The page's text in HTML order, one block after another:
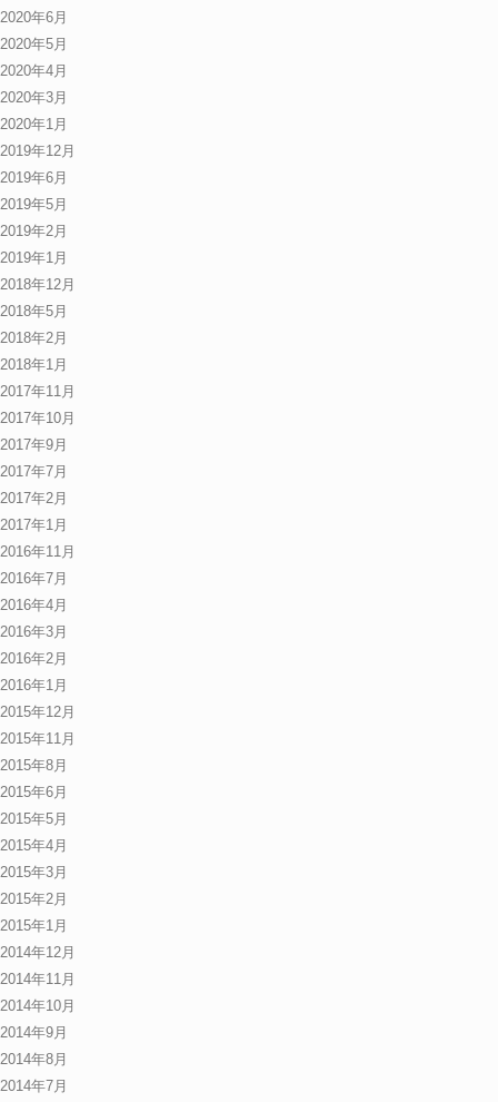
2020年6月
2020年5月
2020年4月
2020年3月
2020年1月
2019年12月
2019年6月
2019年5月
2019年2月
2019年1月
2018年12月
2018年5月
2018年2月
2018年1月
2017年11月
2017年10月
2017年9月
2017年7月
2017年2月
2017年1月
2016年11月
2016年7月
2016年4月
2016年3月
2016年2月
2016年1月
2015年12月
2015年11月
2015年8月
2015年6月
2015年5月
2015年4月
2015年3月
2015年2月
2015年1月
2014年12月
2014年11月
2014年10月
2014年9月
2014年8月
2014年7月